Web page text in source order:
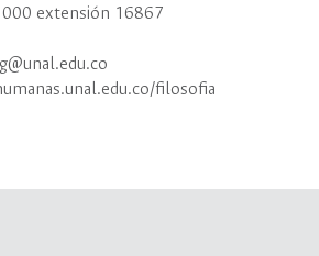
extensión 16867
filosofia